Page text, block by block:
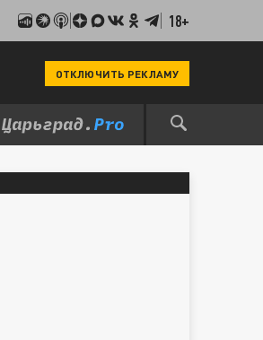
18+
ОТКЛЮЧИТЬ РЕКЛАМУ